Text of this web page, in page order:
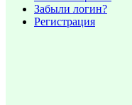
Забыли логин?
Регистрация